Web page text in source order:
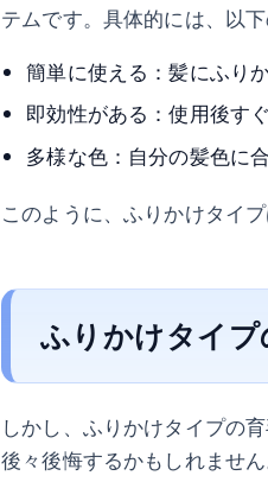
テムです。具体的には、以
簡単に使える：髪にふり
即効性がある：使用後す
多様な色：自分の髪色に
このように、ふりかけタイ
ふりかけタイ
しかし、ふりかけタイプの
後々後悔するかもしれません